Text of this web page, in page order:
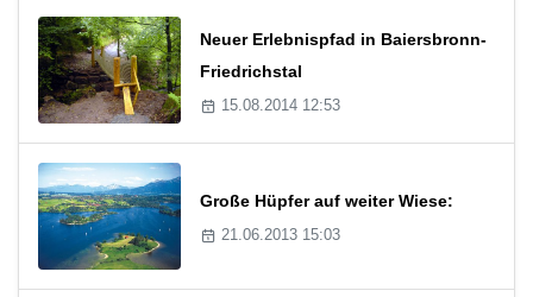
Neuer Erlebnispfad in Baiersbronn-
Friedrichstal
15.08.2014 12:53
Große Hüpfer auf weiter Wiese:
21.06.2013 15:03